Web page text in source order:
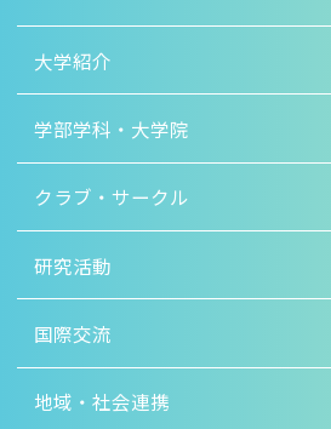
大学紹介
学部学科・大学院
クラブ・サークル
研究活動
国際交流
地域・社会連携